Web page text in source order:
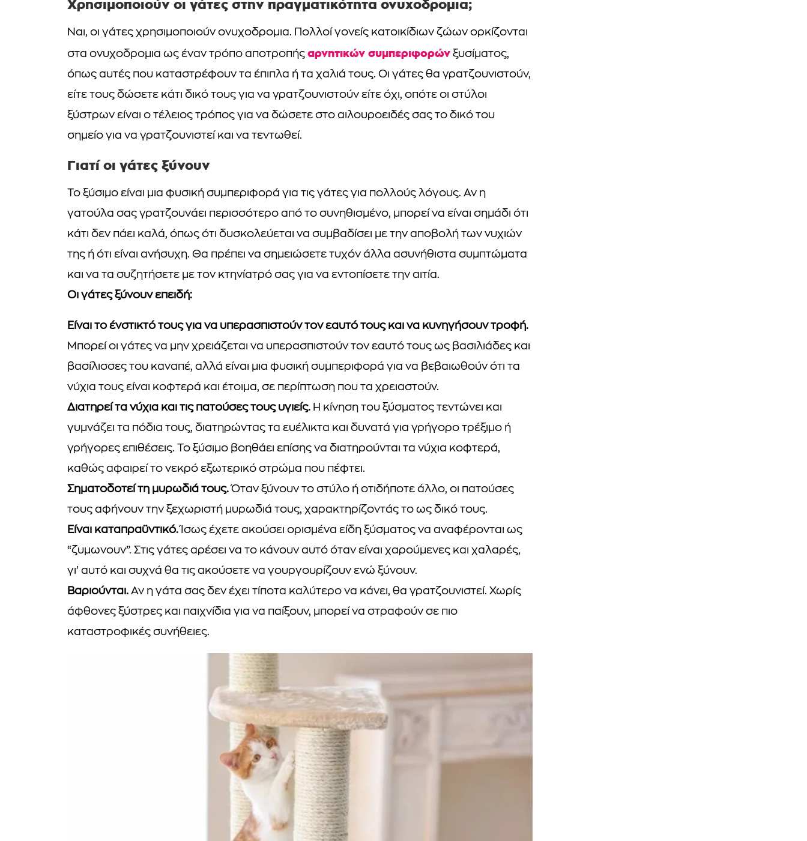
Χρησιμοποιούν οι γάτες στην πραγματικότητα ονυχοδρομια;
Ναι, οι γάτες χρησιμοποιούν ονυχοδρομια. Πολλοί γονείς κατοικίδιων ζώων ορκίζονται
στα ονυχοδρομια ως έναν τρόπο αποτροπής αρνητικών συμπεριφορών ξυσίματος,
όπως αυτές που καταστρέφουν τα έπιπλα ή τα χαλιά τους. Οι γάτες θα γρατζουνιστούν,
είτε τους δώσετε κάτι δικό τους για να γρατζουνιστούν είτε όχι, οπότε οι στύλοι
ξύστρων είναι ο τέλειος τρόπος για να δώσετε στο αιλουροειδές σας το δικό του
σημείο για να γρατζουνιστεί και να τεντωθεί.
Γιατί οι γάτες ξύνουν
Το ξύσιμο είναι μια φυσική συμπεριφορά για τις γάτες για πολλούς λόγους. Αν η
γατούλα σας γρατζουνάει περισσότερο από το συνηθισμένο, μπορεί να είναι σημάδι ότι
κάτι δεν πάει καλά, όπως ότι δυσκολεύεται να συμβαδίσει με την αποβολή των νυχιών
της ή ότι είναι ανήσυχη. Θα πρέπει να σημειώσετε τυχόν άλλα ασυνήθιστα συμπτώματα
και να τα συζητήσετε με τον κτηνίατρό σας για να εντοπίσετε την αιτία.
Οι γάτες ξύνουν επειδή:
Είναι το ένστικτό τους για να υπερασπιστούν τον εαυτό τους και να κυνηγήσουν τροφή.
Μπορεί οι γάτες να μην χρειάζεται να υπερασπιστούν τον εαυτό τους ως βασιλιάδες και
βασίλισσες του καναπέ, αλλά είναι μια φυσική συμπεριφορά για να βεβαιωθούν ότι τα
νύχια τους είναι κοφτερά και έτοιμα, σε περίπτωση που τα χρειαστούν.
Διατηρεί τα νύχια και τις πατούσες τους υγιείς. Η κίνηση του ξύσματος τεντώνει και
γυμνάζει τα πόδια τους, διατηρώντας τα ευέλικτα και δυνατά για γρήγορο τρέξιμο ή
γρήγορες επιθέσεις. Το ξύσιμο βοηθάει επίσης να διατηρούνται τα νύχια κοφτερά,
καθώς αφαιρεί το νεκρό εξωτερικό στρώμα που πέφτει.
Σηματοδοτεί τη μυρωδιά τους.Όταν ξύνουν το στύλο ή οτιδήποτε άλλο, οι πατούσες
τους αφήνουν την ξεχωριστή μυρωδιά τους, χαρακτηρίζοντάς το ως δικό τους.
Είναι καταπραϋντικό.Ίσως έχετε ακούσει ορισμένα είδη ξύσματος να αναφέρονται ως
“ζυμωνουν”. Στις γάτες αρέσει να το κάνουν αυτό όταν είναι χαρούμενες και χαλαρές,
γι’ αυτό και συχνά θα τις ακούσετε να γουργουρίζουν ενώ ξύνουν.
Βαριούνται. Αν η γάτα σας δεν έχει τίποτα καλύτερο να κάνει, θα γρατζουνιστεί. Χωρίς
άφθονες ξύστρες και παιχνίδια για να παίξουν, μπορεί να στραφούν σε πιο
καταστροφικές συνήθειες.